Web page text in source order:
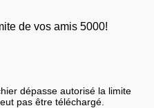
de vos amis 5000!
dépasse autorisé la limite
pas être téléchargé.